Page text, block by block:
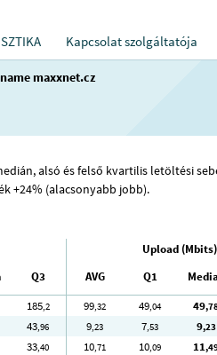
Kapcsolat szolgáltatója
maxxnet.cz
alsó és felső kvartilis letöltési
+24% (alacsonyabb jobb).
Upload (Mbits)
Q3 AVG Q1
185,2 99,32 49,04 49
43,96 9,23 7,53 9,23
33,40 10,71 10,09 11